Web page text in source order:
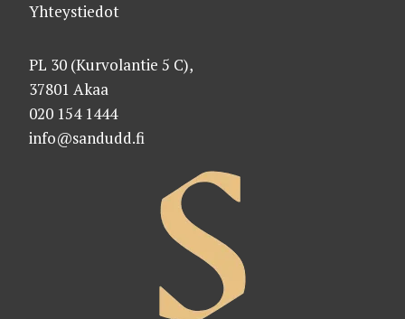
Yhteystiedot
PL 30 (Kurvolantie 5 C),
37801 Akaa
020 154 1444
info@sandudd.fi